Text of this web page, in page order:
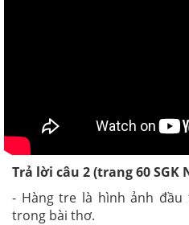
Trả lời câu 2 (trang 60 SGK
- Hàng tre là hình ảnh
trong bài thơ.